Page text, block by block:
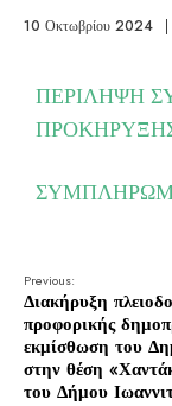
10 Οκτωβρίου 2024 |
ΠΕΡΙΛΗΨΗ
Previous:
Διακήρυξη
προφορικής
εκμίσθωση του
στην θέση
του Δήμου